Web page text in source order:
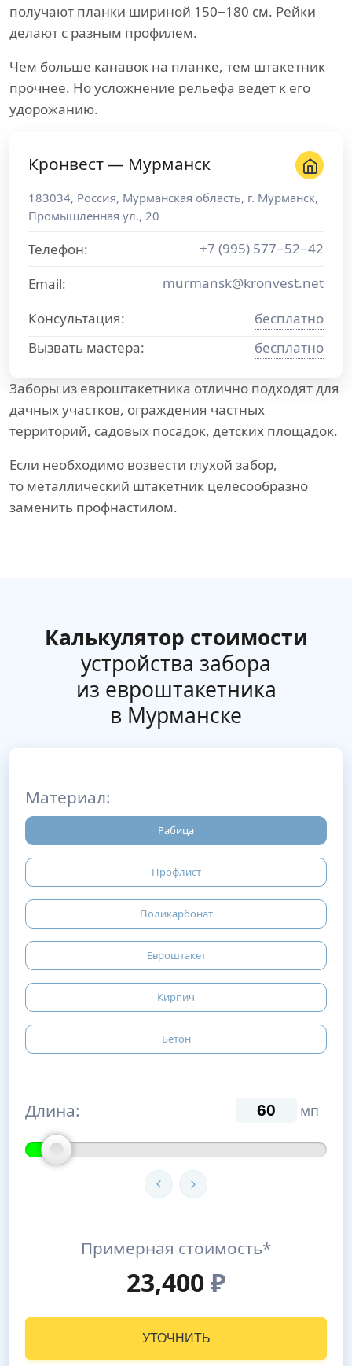
получают планки шириной 150−180 см. Рейки
делают с разным профилем.
Чем больше канавок на планке, тем штакетник
прочнее. Но усложнение рельефа ведет к его
удорожанию.
Кронвест — Мурманск
183034, Россия, Мурманская область, г. Мурманск,
Промышленная ул., 20
Телефон:
+7 (995) 577−52−42
Email:
murmansk@kronvest.net
Консультация:
бесплатно
Вызвать мастера:
бесплатно
Заборы из евроштакетника отлично подходят для
дачных участков, ограждения частных
территорий, садовых посадок, детских площадок.
Если необходимо возвести глухой забор,
то металлический штакетник целесообразно
заменить профнастилом.
Калькулятор стоимости
устройства забора
из евроштакетника
в Мурманске
Материал:
Рабица
Профлист
Поликарбонат
Евроштакет
Кирпич
Бетон
Длина: мп
Примерная стоимость*
23,400₽
УТОЧНИТЬ